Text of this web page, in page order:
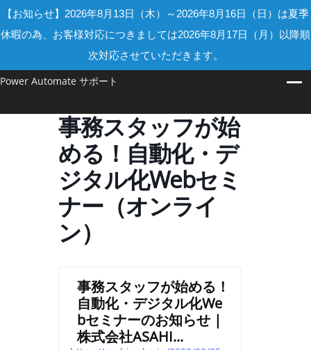
【お知らせ】2026年8月13日（木）～2026年8月16日（日）は夏季
休暇の為、お客様対応につきましては2026年8月17日（月）以降順
次対応させていただきます。
Power Automate サポート
事務スタッフが始
める！自動化・デ
ジタル化Webセミ
ナー（オンライ
ン）
事務スタッフが始める！
自動化・デジタル化We
bセミナーのお知らせ |
株式会社ASAHI...